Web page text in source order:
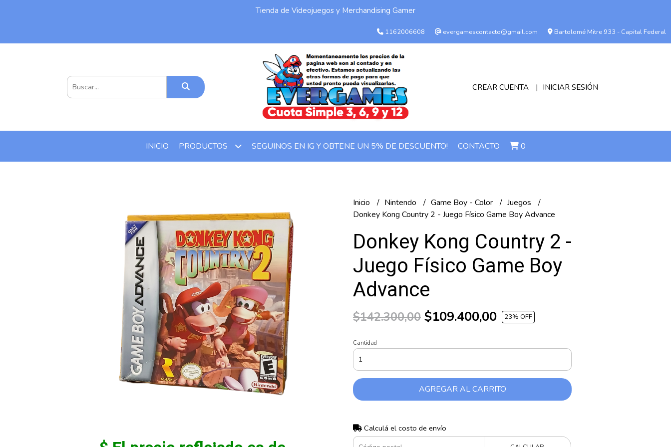
Tienda de Videojuegos y Merchandising Gamer
1162006608 evergamescontacto@gmail.com Bartolomé Mitre 933 - Capital Federal
CREAR CUENTA INICIAR SESIÓN
INICIO PRODUCTOS SEGUINOS EN IG Y OBTENE UN 5% DE DESCUENTO! CONTACTO 0
Inicio Nintendo Game Boy - Color
Juegos
Donkey Kong Country 2 - Juego Físico Game Boy Advance
Donkey Kong Country 2 -
Juego Físico Game Boy
Advance
$142.300,00 $109.400,00 23% OFF
Cantidad
AGREGAR AL CARRITO
Calculá el costo de envío